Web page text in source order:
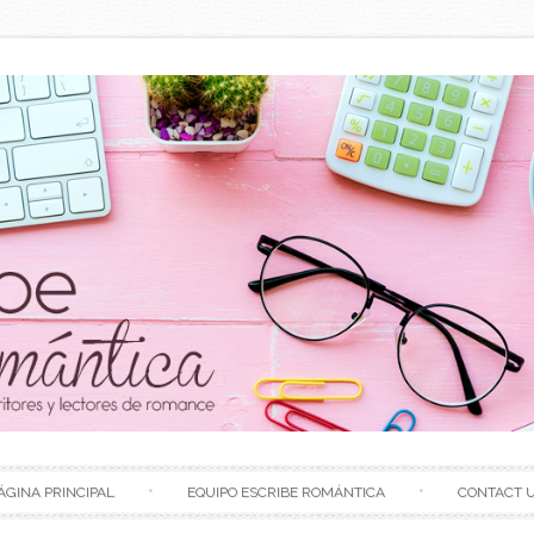
PRINCIPAL EQUIPO ESCRIBE ROMÁNTICA CONTACT